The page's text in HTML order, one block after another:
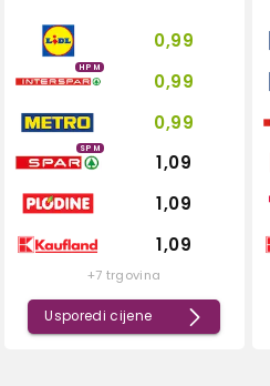
0,99
HPM
0,99
0,99
SPM
1,09
1,09
1,09
+7 trgovina
Usporedi cijene